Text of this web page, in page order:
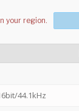
44.1kHz